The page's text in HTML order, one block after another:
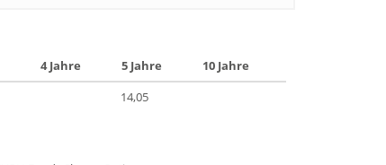
4 Jahre 5 Jahre
10 Jahre
14,05